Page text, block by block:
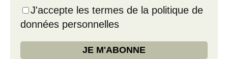
J'accepte les termes de la politique de
données personnelles